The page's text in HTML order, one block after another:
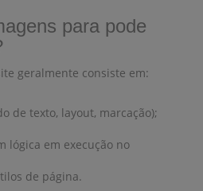
para pode
geralmente consiste em:
de texto, layout, marcação);
lógica em execução no
de página.